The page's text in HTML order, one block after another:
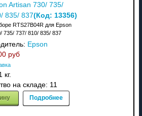
Artisan 730/ 735/
835/ 837(Код: 13356)
RTS27B04R для Epson
735/ 737/ 810/ 835/ 837
Epson
руб
кг.
на складе: 11
Подробнее